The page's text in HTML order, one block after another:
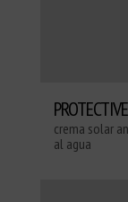
crema solar
al agua